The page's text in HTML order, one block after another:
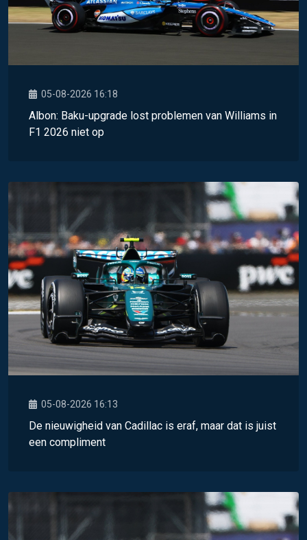
05-08-2026 16:18
Albon: Baku-upgrade lost problemen van Williams in
F1 2026 niet op
05-08-2026 16:13
De nieuwigheid van Cadillac is eraf, maar dat is juist
een compliment